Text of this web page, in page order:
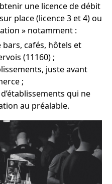
une licence de débit
place (licence 3 et 4) ou
» notamment :
cafés, hôtels et
(11160) ;
juste avant
;
qui ne
au préalable.